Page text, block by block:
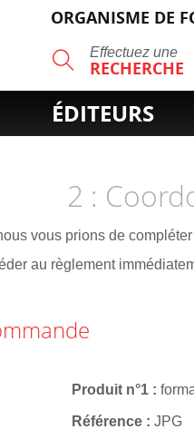
ORGANISME DE
Effectuez une
RECHERCHE
ÉDITEURS
2 :
vous prions de
au règlement
Produit n°1
Référence JPG